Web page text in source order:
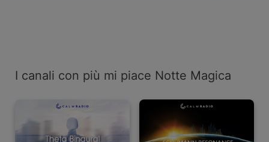
I canali con più mi piace Notte Magica